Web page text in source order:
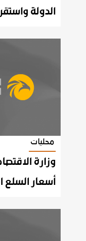
الدولة
محليات
وزارة